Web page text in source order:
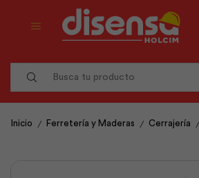
Inicio / Ferretería y Maderas / Cerrajería /